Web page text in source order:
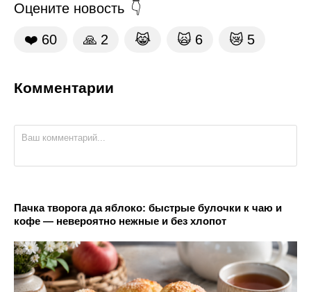
Оцените новость
❤️ 60 🙏 2 😹 🙀 6 😿 5
Комментарии
Пачка творога да яблоко: быстрые булочки к чаю и
кофе — невероятно нежные и без хлопот